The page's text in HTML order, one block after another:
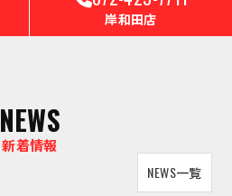
岸和田店
NEWS
新着情報
NEWS一覧